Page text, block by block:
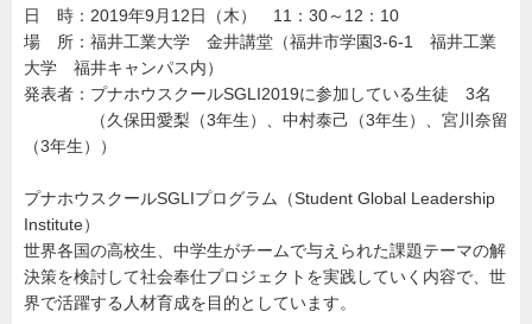
日 時：2019年9月12日（木） 11：30～12：10
場 所：福井工業大学 金井講堂（福井市学園3-6-1 福井工業
大学 福井キャンパス内）
発表者：プナホウスクールSGLI2019に参加している生徒 3名
（久保田愛梨（3年生）、中村泰己（3年生）、宮川奈留
（3年生））
プナホウスクールSGLIプログラム（Student Global Leadership
Institute）
世界各国の高校生、中学生がチームで与えられた課題テーマの解
決策を検討して社会奉仕プロジェクトを実践していく内容で、世
界で活躍する人材育成を目的としています。